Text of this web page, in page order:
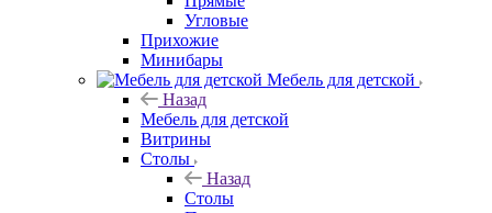
Угловые
Прихожие
Минибары
Мебель для детской
Назад
Мебель для детской
Витрины
Столы
Назад
Столы